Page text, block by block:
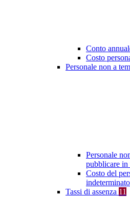
Conto
Costo
Personale non a
Personale
pubblicare in
Costo del
Tassi di assenza 11